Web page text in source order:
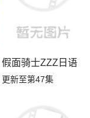
假面骑士ZZZ日语
更新至第47集